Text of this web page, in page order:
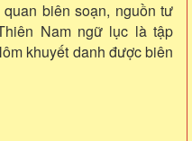
biên soạn, nguồn tư
Nam ngữ lục là tập
khuyết danh được biên